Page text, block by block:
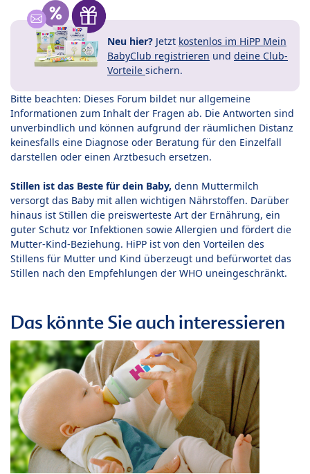
Neu hier? Jetzt kostenlos im HiPP Mein
BabyClub registrieren und deine Club-
Vorteile sichern.
Bitte beachten: Dieses Forum bildet nur allgemeine
Informationen zum Inhalt der Fragen ab. Die Antworten sind
unverbindlich und können aufgrund der räumlichen Distanz
keinesfalls eine Diagnose oder Beratung für den Einzelfall
darstellen oder einen Arztbesuch ersetzen.
Stillen ist das Beste für dein Baby, denn Muttermilch
versorgt das Baby mit allen wichtigen Nährstoffen. Darüber
hinaus ist Stillen die preiswerteste Art der Ernährung, ein
guter Schutz vor Infektionen sowie Allergien und fördert die
Mutter-Kind-Beziehung. HiPP ist von den Vorteilen des
Stillens für Mutter und Kind überzeugt und befürwortet das
Stillen nach den Empfehlungen der WHO uneingeschränkt.
Das könnte Sie auch interessieren